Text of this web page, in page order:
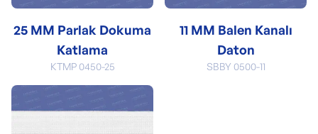
25 MM Parlak Dokuma
Katlama
KTMP 0450-25
11 MM Balen Kanalı
Daton
SBBY 0500-11